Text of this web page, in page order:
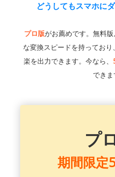
どうしてもスマホに
プロ版がお薦めです。無料
な変換スピードを持ってお
楽を出力できます。今なら、
できま
プ
期間限定